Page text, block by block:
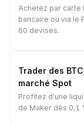
Achetez par carte
bancaire ou via le
60 devises.
Trader des
marché Spot
Profitez d'une
de Maker dès 0,1